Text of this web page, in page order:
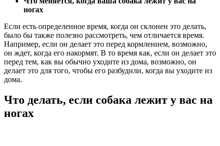
ногах
Если есть определенное время, когда он склонен это делать,
было бы также полезно рассмотреть, чем отличается время.
Например, если он делает это перед кормлением, возможно,
он ждет, когда его накормят. В то время как, если он делает это
перед тем, как вы обычно уходите из дома, возможно, он
делает это для того, чтобы его разбудили, когда вы уходите из
дома.
Что делать, если собака лежит у вас на
ногах